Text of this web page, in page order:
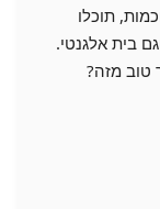
תוכלו
בית אלגנטי.
טוב מזה?